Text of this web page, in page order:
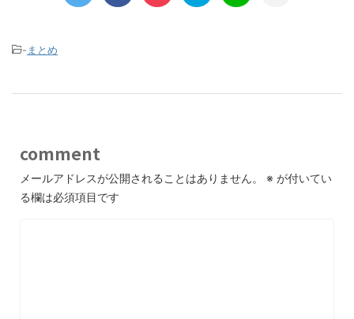
- まとめ
comment
メールアドレスが公開されることはありません。 ※ が付いてい
る欄は必須項目です